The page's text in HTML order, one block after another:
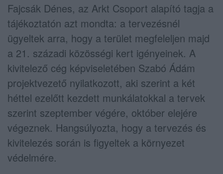
Fajcsák Dénes, az Arkt Csoport alapító tagja a
tájékoztatón azt mondta: a tervezésnél
ügyeltek arra, hogy a terület megfeleljen majd
a 21. századi közösségi kert igényeinek. A
kivitelező cég képviseletében Szabó Ádám
projektvezető nyilatkozott, aki szerint a két
héttel ezelőtt kezdett munkálatokkal a tervek
szerint szeptember végére, október elejére
végeznek. Hangsúlyozta, hogy a tervezés és
kivitelezés során is figyeltek a környezet
védelmére.